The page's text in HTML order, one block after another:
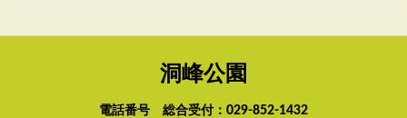
洞峰公園
電話番号 総合受付： 029-852-1432